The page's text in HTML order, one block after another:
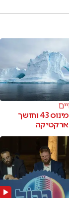
מבצע חילוץ: מינוס 43 וחושך